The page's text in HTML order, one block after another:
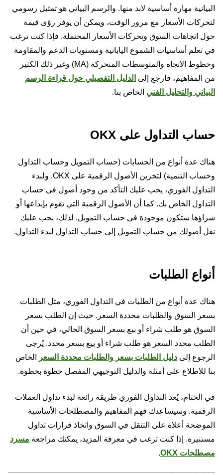
البيانية مهارة أساسية لابد منها. والرسم البياني هو تمثيل رسومي
لتحركات الأسعار مع مرور الوقت، ويمكن أن يوفر رؤى قيمة
حول اتجاهات السوق وتحركات الأسعار المحتملة. فإذا كنت ترغب
في تعلم أساسيات الشموع اليابانية ومستويات الدعم والمقاومة
وخطوط الاتجاه والمتوسطات المتحركة (MA) وغير ذلك الكثير
من المفاهيم، فارجع إلى الدليل التفصيلي حول قراءة الرسم
البياني والتحليل الفني الخاص بنا.
حساب التداول على OKX
هناك عدة أنواع من الحسابات (حساب التمويل وحساب التداول
وحساب التنمية) لتخزين الأصول الرقمية على OKX. ولبدء
التداول الفوري، يجب عليك التأكد من وجود أصول في حساب
التداول الخاص بك. كما أن الأصول الرقمية التي تقوم بإيداعها أو
شراؤها ستكون موجودة في حساب التمويل. لذلك، يجب عليك
نقل أصولك من حساب التمويل إلى حساب التداول لبدء التداول.
أنواع الطلبات
هناك عدة أنواع من الطلبات في التداول الفوري، مثل الطلبات
بسعر السوق والطلبات محددة السعر. حيث إن الطلب بسعر
السوق هو طلب شراء أو بيع بسعر السوق الحالي، في حين أن
الطلب محدد السعر هو طلب شراء أو بيع بسعر محدد. يُرجى
الرجوع إلى دليل الطلبات بسعر والطلبات محددة السعر
الخاص
بنا للاطلاع على أمثلة والدليل التوجيهي المفصل خطوة بخطوة.
في الختام، يُعد التداول الفوري طريقة رائعة لبدء تداول العملات
الرقمية. وسيساعدك فهم المفاهيم والمصطلحات الأساسية
الموضحة أعلاه على التنقل في السوق واتخاذ قرارات تداول
مستنيرة. إذا كنت ترغب في معرفة المزيد، يمكنك مراجعة مسرد
مصطلحات OKX
.